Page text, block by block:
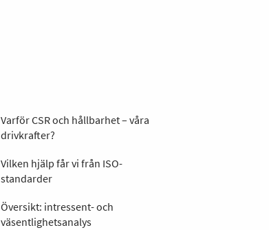
Varför CSR och hållbarhet – våra
drivkrafter?
Vilken hjälp får vi från ISO-
standarder
Översikt: intressent- och
väsentlighetsanalys